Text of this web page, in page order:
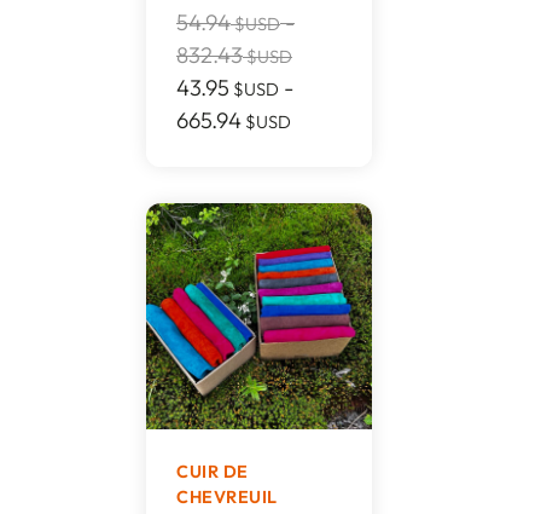
54.94$USD-
832.43$USD
43.95 $USD -
665.94 $USD
CUIR DE
CHEVREUIL